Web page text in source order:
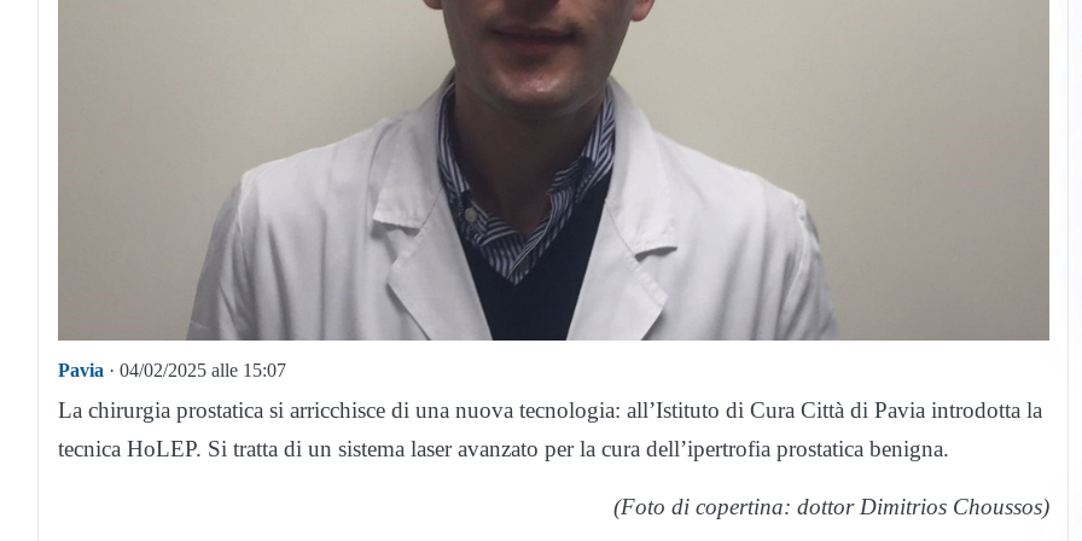
Pavia · 04/02/2025 alle 15:07
La chirurgia prostatica si arricchisce di una nuova tecnologia: all’Istituto di Cura Città di Pavia introdotta la
tecnica HoLEP. Si tratta di un sistema laser avanzato per la cura dell’ipertrofia prostatica benigna.
(Foto di copertina: dottor Dimitrios Choussos)